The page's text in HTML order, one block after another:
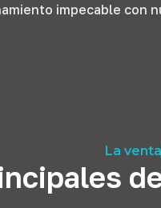
impecable con
La